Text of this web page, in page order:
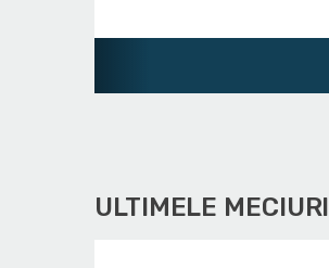
ULTIMELE MECIURI